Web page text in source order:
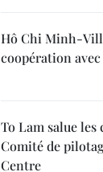
Hô Chi Minh-
coopération
To Lam salue
Comité de
Centre